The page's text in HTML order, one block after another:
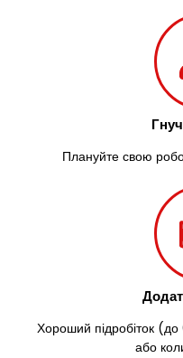
Плануйте свою
Хороший підробіток
або